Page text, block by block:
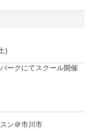
)
ークにてスクール開催
ン＠市川市